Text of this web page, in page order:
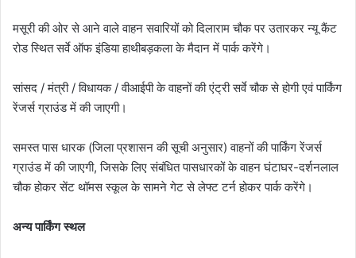
मसूरी की ओर से आने वाले वाहन सवारियों को दिलाराम चौक पर उतारकर न्यू कैंट
रोड स्थित सर्वे ऑफ इंडिया हाथीबड़कला के मैदान में पार्क करेंगे।
सांसद / मंत्री / विधायक / वीआईपी के वाहनों की एंट्री सर्वे चौक से होगी एवं पार्किंग
रेंजर्स ग्राउंड में की जाएगी।
समस्त पास धारक (जिला प्रशासन की सूची अनुसार) वाहनों की पार्किंग रेंजर्स
ग्राउंड में की जाएगी, जिसके लिए संबंधित पासधारकों के वाहन घंटाघर-दर्शनलाल
चौक होकर सेंट थॉमस स्कूल के सामने गेट से लेफ्ट टर्न होकर पार्क करेंगे।
अन्य पार्किंग स्थल